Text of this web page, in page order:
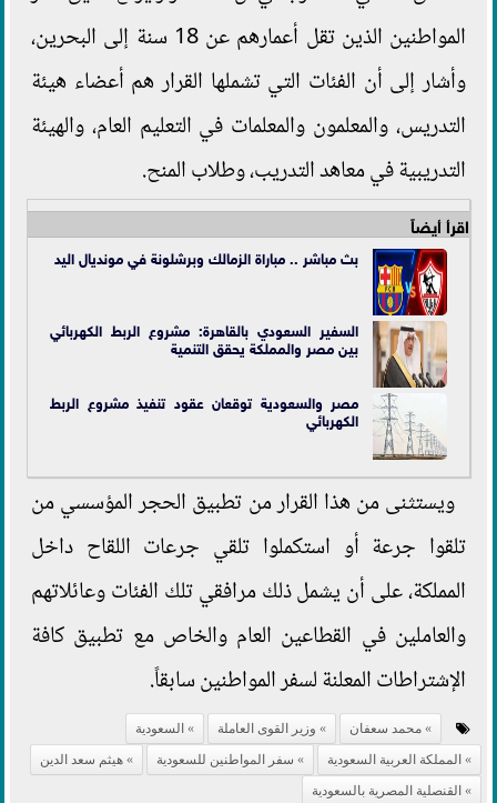
المواطنين الذين تقل أعمارهم عن 18 سنة إلى البحرين،
وأشار إلى أن الفئات التي تشملها القرار هم أعضاء هيئة
التدريس، والمعلمون والمعلمات في التعليم العام، والهيئة
التدريبية في معاهد التدريب، وطلاب المنح.
اقرأ أيضاً
بث مباشر .. مباراة الزمالك وبرشلونة في مونديال اليد
السفير السعودي بالقاهرة: مشروع الربط الكهربائي
بين مصر والمملكة يحقق التنمية
مصر والسعودية توقعان عقود تنفيذ مشروع الربط
الكهربائي
ويستثنى من هذا القرار من تطبيق الحجر المؤسسي من
تلقوا جرعة أو استكملوا تلقي جرعات اللقاح داخل
المملكة، على أن يشمل ذلك مرافقي تلك الفئات وعائلاتهم
والعاملين في القطاعين العام والخاص مع تطبيق كافة
الإشتراطات المعلنة لسفر المواطنين سابقاً.
محمد سعفان وزير القوى العاملة
السعودية
المملكة العربية السعودية
سفر المواطنين للسعودية
هيثم سعد الدين
القنصلية المصرية بالسعودية